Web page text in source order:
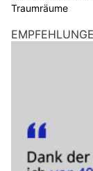
Traumräume